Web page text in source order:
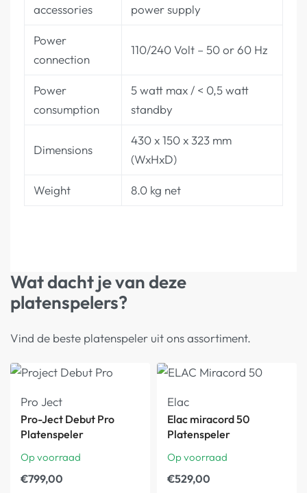
accessories power supply
Power
connection
110/240 Volt – 50 or 60 Hz
Power
consumption
5 watt max / < 0,5 watt
standby
Dimensions
430 x 150 x 323 mm
(WxHxD)
Weight 8.0 kg net
Wat dacht je van deze
platenspelers?
Vind de beste platenspeler uit ons assortiment.
Pro Ject
Pro-Ject Debut Pro
Platenspeler
Op voorraad
€799,00
Elac
Elac miracord 50
Platenspeler
Op voorraad
€529,00